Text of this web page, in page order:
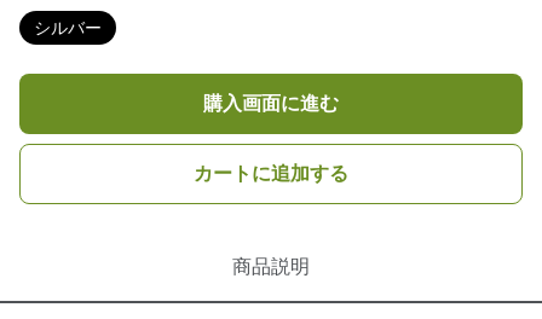
シルバー
購入画面に進む
カートに追加する
商品説明